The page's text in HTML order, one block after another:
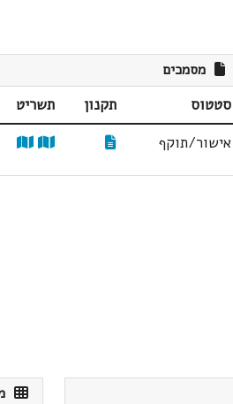
מסמכים
סטטוס תקנון תשריט
אישור/תוקף